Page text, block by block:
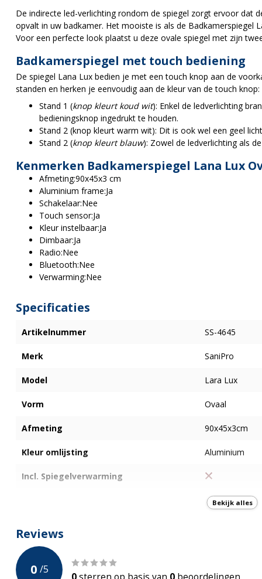
De indirecte led-verlichting rondom de spiegel zorgt ervoor dat
opvalt in uw badkamer. Het mooiste is als de Badkamerspiegel
Voor een perfecte look plaatst u deze ovale spiegel met zijn
Badkamerspiegel met touch bediening
De spiegel Lana Lux bedien je met een touch knop aan de
standen en herken je eenvoudig aan de kleur van de touch knop:
Stand 1 (knop kleurt koud wit): Enkel de ledverlichting
bedieningsknop ingedrukt te houden.
Stand 2 (knop kleurt warm wit): Dit is ook wel een geel
Stand 2 (knop kleurt blauw): Zowel de ledverlichting als
Kenmerken Badkamerspiegel Lana Lux
Afmeting:90x45x3 cm
Aluminium frame:Ja
Schakelaar:Nee
Touch sensor:Ja
Kleur instelbaar:Ja
Dimbaar:Ja
Radio:Nee
Bluetooth:Nee
Verwarming:Nee
Specificaties
Artikelnummer SS-4645
Merk SaniPro
Model Lara Lux
Vorm Ovaal
Afmeting 90x45x3cm
Kleur omlijsting Aluminium
Incl. Spiegelverwarming
Type Schakelaar
Plek verlichting Achter
Bekijk alles
Reviews
0 /5